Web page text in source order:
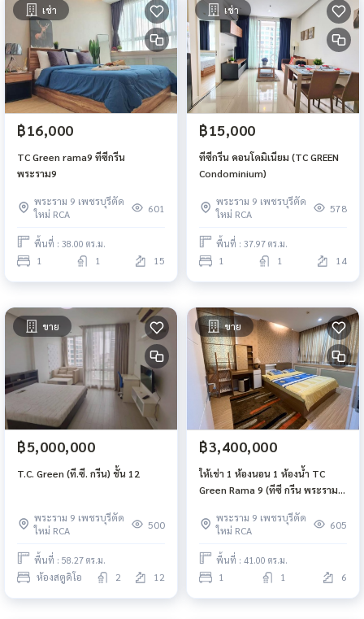
เช่า
฿16,000
TC Green rama9 ทีซีกรีน
พระราม9
พระราม 9 เพชรบุรีตัด
ใหม่ RCA
601
พื้นที่ : 38.00 ตร.ม.
1 1 15
เช่า
฿15,000
ทีซีกรีน คอนโดมิเนียม (TC GREEN
Condominium)
พระราม 9 เพชรบุรีตัด
ใหม่ RCA
578
พื้นที่ : 37.97 ตร.ม.
1 1 14
ขาย
฿5,000,000
T.C. Green (ที.ซี. กรีน) ชั้น 12
พระราม 9 เพชรบุรีตัด
ใหม่ RCA
500
พื้นที่ : 58.27 ตร.ม.
ห้องสตูดิโอ 2 12
ขาย
฿3,400,000
ให้เช่า 1 ห้องนอน 1 ห้องน้ำ TC
Green Rama 9 (ทีซี กรีน พระราม
สวนพระราม 9 เพชรบุรีตัด
ใหม่ RCA
605
พื้นที่ : 41.00 ตร.ม.
1 1 6